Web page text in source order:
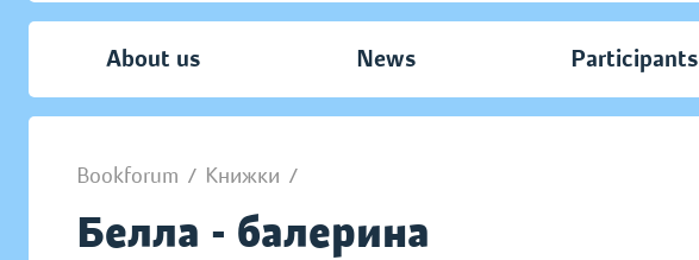
About us News Participants
Bookforum / Книжки /
Белла - балерина